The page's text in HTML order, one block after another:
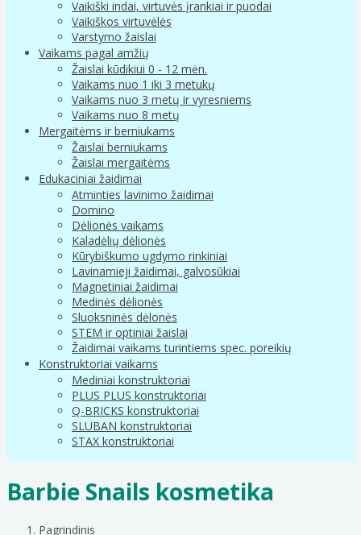
Vaikiški indai, virtuvės įrankiai ir puodai
Vaikiškos virtuvėlės
Varstymo žaislai
Vaikams pagal amžių
Žaislai kūdikiui 0 - 12 mėn.
Vaikams nuo 1 iki 3 metukų
Vaikams nuo 3 metų ir vyresniems
Vaikams nuo 8 metų
Mergaitėms ir berniukams
Žaislai berniukams
Žaislai mergaitėms
Edukaciniai žaidimai
Atminties lavinimo žaidimai
Domino
Dėlionės vaikams
Kaladėlių dėlionės
Kūrybiškumo ugdymo rinkiniai
Lavinamieji žaidimai, galvosūkiai
Magnetiniai žaidimai
Medinės dėlionės
Sluoksninės dėlonės
STEM ir optiniai žaislai
Žaidimai vaikams turintiems spec. poreikių
Konstruktoriai vaikams
Mediniai konstruktoriai
PLUS PLUS konstruktoriai
Q-BRICKS konstruktoriai
SLUBAN konstruktoriai
STAX konstruktoriai
Barbie Snails kosmetika
Pagrindinis